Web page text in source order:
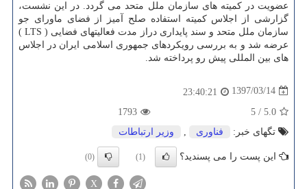
عضویت در كمیته های سازمان ملل متحد می گردد. در این نشست،
گزارشی از اجلاس كمیته استفاده صلح آمیز از فضای ماورای جو
سازمان ملل متحد و سند پایداری دراز مدت فعالیتهای فضایی ( LTS )
عرضه شد و به بررسی رویكردهای جمهوری اسلامی ایران در اجلاس
های بین المللی پیش رو پرداخته شد.
1397/03/14
23:40:21
5.0
/
5
1793
تگهای خبر:
فناوری وزیر ارتباطات
این پست را می پسندید؟ (1)
(0)
X